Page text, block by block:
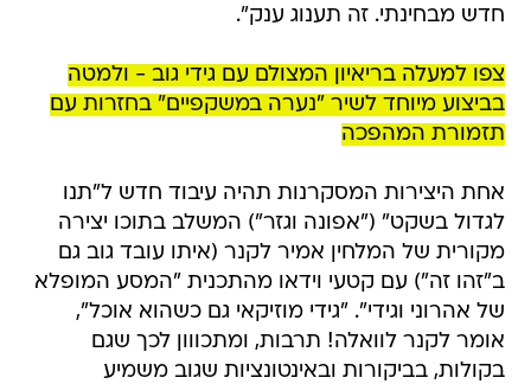
חדש מבחינתי. זה תענוג ענק".
צפו למעלה בריאיון המצולם עם גידי גוב - ולמטה
בביצוע מיוחד לשיר "נערה במשקפיים" בחזרות עם
תזמורת המהפכה
אחת היצירות המסקרנות תהיה עיבוד חדש ל"תנו
לגדול בשקט" ("אפונה וגזר") המשלב בתוכו יצירה
מקורית של המלחין אמיר לקנר (איתו עובד גוב גם
ב"זהו זה") עם קטעי וידאו מהתכנית "המסע המופלא
של אהרוני וגידי". "גידי מוזיקאי גם כשהוא אוכל",
אומר לקנר לוואלה! תרבות, ומתכווון לכך שגם
בקולות, בביקורות ובאינטונציות שגוב משמיע